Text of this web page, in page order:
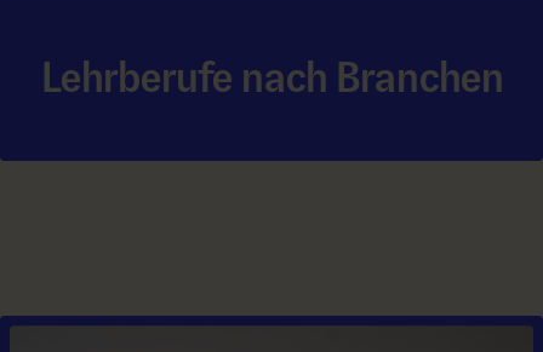
Lehrberufe nach Branchen